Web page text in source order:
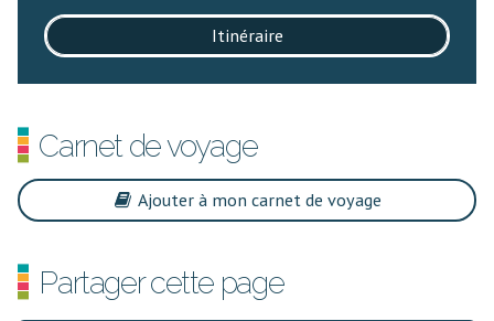
Itinéraire
Carnet de voyage
Ajouter à mon carnet de voyage
Partager cette page